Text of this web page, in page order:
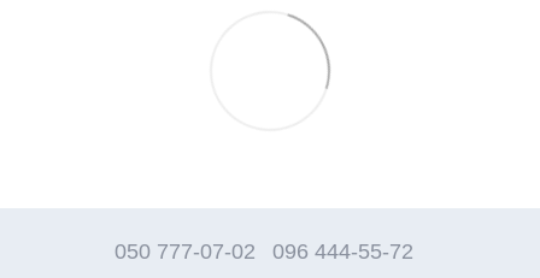
050 777-07-02 096 444-55-72